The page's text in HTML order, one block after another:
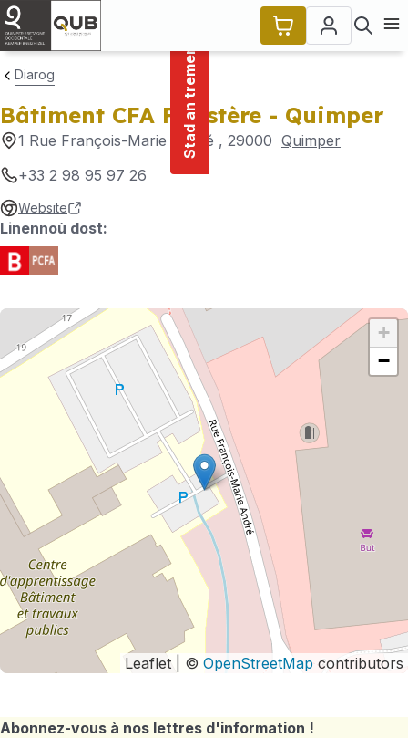
content
Stad an tremenerezh
Diarog
Bâtiment CFA Finistère - Quimper
1 Rue François-Marie André , 29000 Quimper
+33 2 98 95 97 26
Website
Linennoù dost:
+
−
Leaflet | © OpenStreetMap contributors
Abonnez-vous à nos lettres d'information !
Cookies management panel